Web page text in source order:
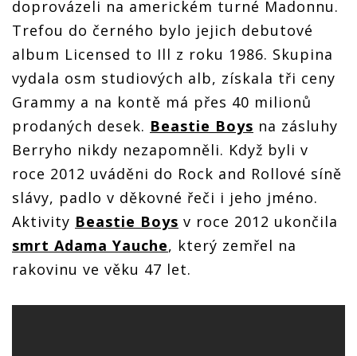
doprovázeli na americkém turné Madonnu.
Trefou do černého bylo jejich debutové
album Licensed to Ill z roku 1986. Skupina
vydala osm studiových alb, získala tři ceny
Grammy a na kontě má přes 40 milionů
prodaných desek. Beastie Boys na zásluhy
Berryho nikdy nezapomněli. Když byli v
roce 2012 uváděni do Rock and Rollové síně
slávy, padlo v děkovné řeči i jeho jméno.
Aktivity Beastie Boys v roce 2012 ukončila
smrt Adama Yauche, který zemřel na
rakovinu ve věku 47 let.